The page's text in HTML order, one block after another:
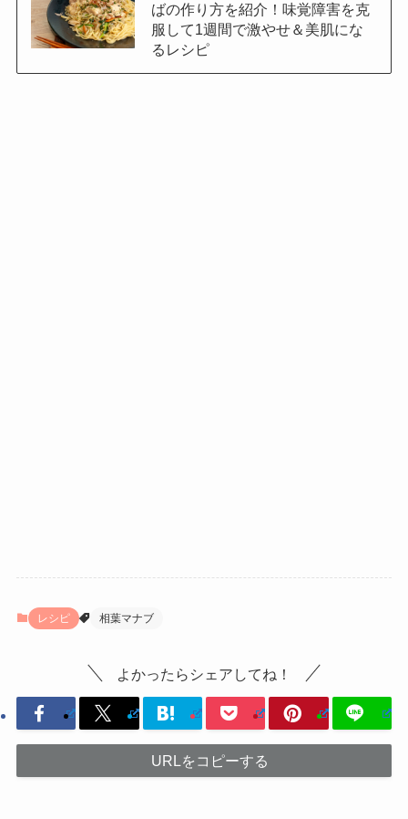
ばの作り方を紹介！味覚障害を克
服して1週間で激やせ＆美肌にな
るレシピ
レシピ 相葉マナブ
よかったらシェアしてね！
URLをコピーする